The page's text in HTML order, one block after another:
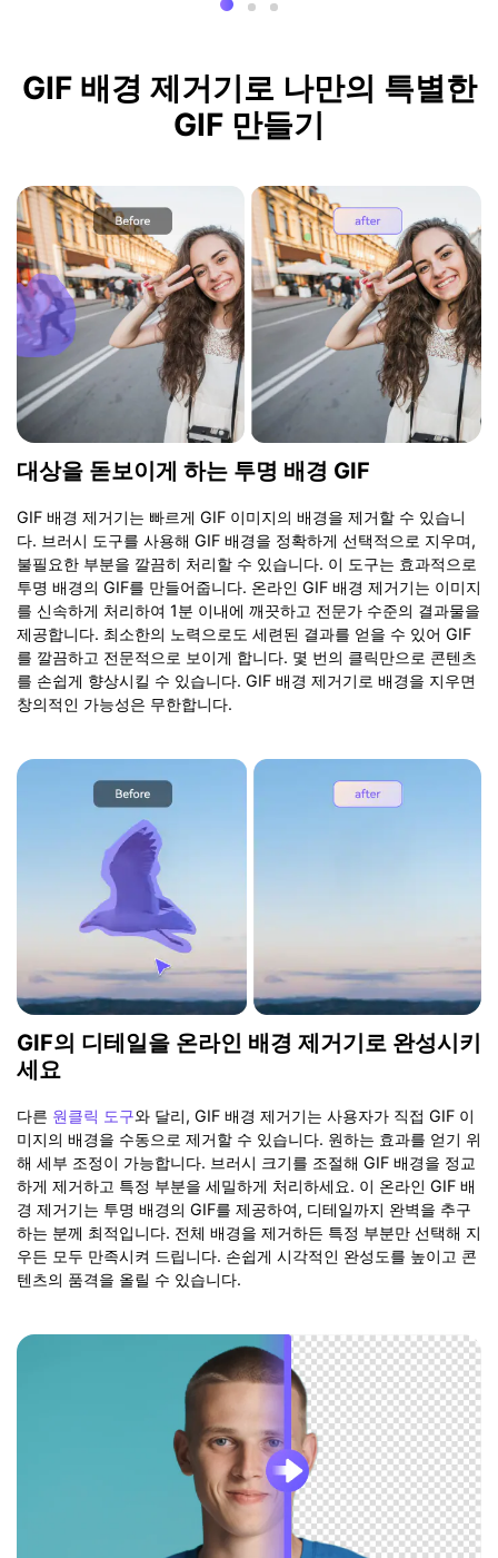
GIF 배경 제거기로 나만의 특별한
GIF 만들기
대상을 돋보이게 하는 투명 배경 GIF
GIF 배경 제거기는 빠르게 GIF 이미지의 배경을 제거할 수 있습니
다. 브러시 도구를 사용해 GIF 배경을 정확하게 선택적으로 지우며,
불필요한 부분을 깔끔히 처리할 수 있습니다. 이 도구는 효과적으로
투명 배경의 GIF를 만들어줍니다. 온라인 GIF 배경 제거기는 이미지
를 신속하게 처리하여 1분 이내에 깨끗하고 전문가 수준의 결과물을
제공합니다. 최소한의 노력으로도 세련된 결과를 얻을 수 있어 GIF
를 깔끔하고 전문적으로 보이게 합니다. 몇 번의 클릭만으로 콘텐츠
를 손쉽게 향상시킬 수 있습니다. GIF 배경 제거기로 배경을 지우면
창의적인 가능성은 무한합니다.
GIF의 디테일을 온라인 배경 제거기로 완성시키
세요
다른 원클릭 도구와 달리, GIF 배경 제거기는 사용자가 직접 GIF 이
미지의 배경을 수동으로 제거할 수 있습니다. 원하는 효과를 얻기 위
해 세부 조정이 가능합니다. 브러시 크기를 조절해 GIF 배경을 정교
하게 제거하고 특정 부분을 세밀하게 처리하세요. 이 온라인 GIF 배
경 제거기는 투명 배경의 GIF를 제공하여, 디테일까지 완벽을 추구
하는 분께 최적입니다. 전체 배경을 제거하든 특정 부분만 선택해 지
우든 모두 만족시켜 드립니다. 손쉽게 시각적인 완성도를 높이고 콘
텐츠의 품격을 올릴 수 있습니다.